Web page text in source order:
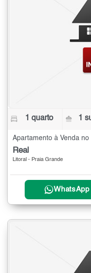
1 quarto 1
Apartamento à Venda
Real
Litoral - Praia Grande
WhatsApp